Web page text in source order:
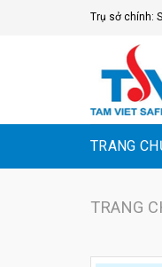
Trụ sở chính:
TRANG
TRANG